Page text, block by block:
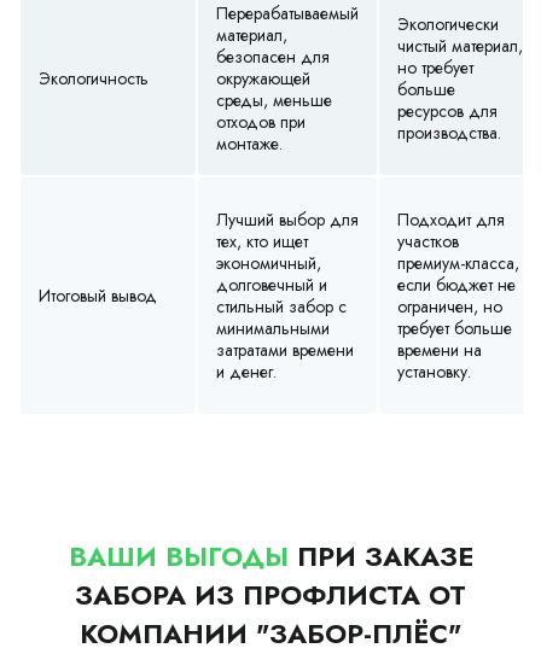
Экологичность
Перерабатываемый
материал,
безопасен для
окружающей
среды, меньше
отходов при
монтаже.
Экологически
чистый материал,
но требует
больше
ресурсов для
производства.
Итоговый вывод
Лучший выбор для
тех, кто ищет
экономичный,
долговечный и
стильный забор с
минимальными
затратами времени
и денег.
Подходит для
участков
премиум-класса,
если бюджет не
ограничен, но
требует больше
времени на
установку.
ВАШИ ВЫГОДЫ ПРИ ЗАКАЗЕ
ЗАБОРА ИЗ ПРОФЛИСТА ОТ
КОМПАНИИ "ЗАБОР-ПЛЁС"